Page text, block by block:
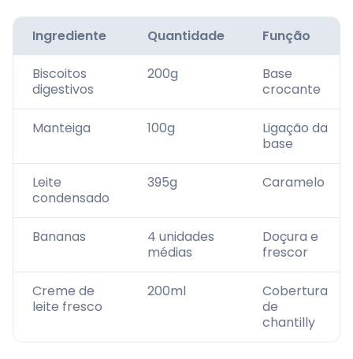
Ingrediente Quantidade Função
Biscoitos
digestivos
200g
Base
crocante
Manteiga 100g
Ligação da
base
Leite
condensado
395g Caramelo
Bananas
4 unidades
médias
Doçura e
frescor
Creme de
leite fresco
200ml
Cobertura
de
chantilly